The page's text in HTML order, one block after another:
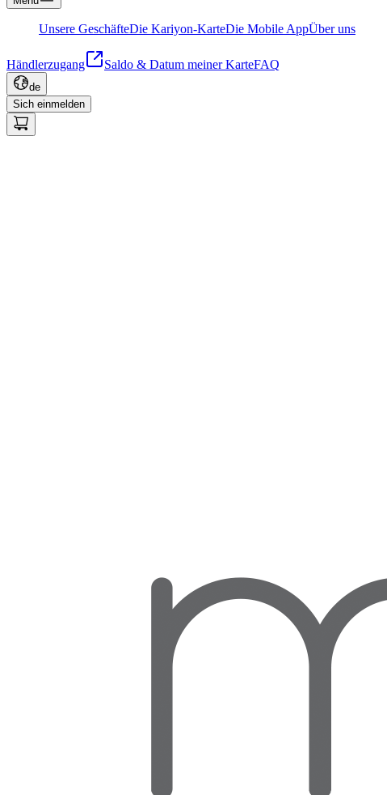
Unsere GeschäfteDie Kariyon-KarteDie Mobile AppÜber uns
Händlerzugang Saldo & Datum meiner KarteFAQ
de
Sich einmelden